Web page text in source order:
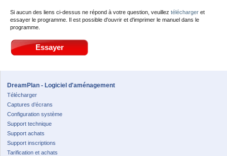
Si aucun des liens ci-dessus ne répond à votre question, veuillez télécharger et
essayer le programme. Il est possible d'ouvrir et d'imprimer le manuel dans le
programme.
Essayer
DreamPlan - Logiciel d'aménagement
Télécharger
Captures d’écrans
Configuration système
Support technique
Support achats
Support inscriptions
Tarification et achats